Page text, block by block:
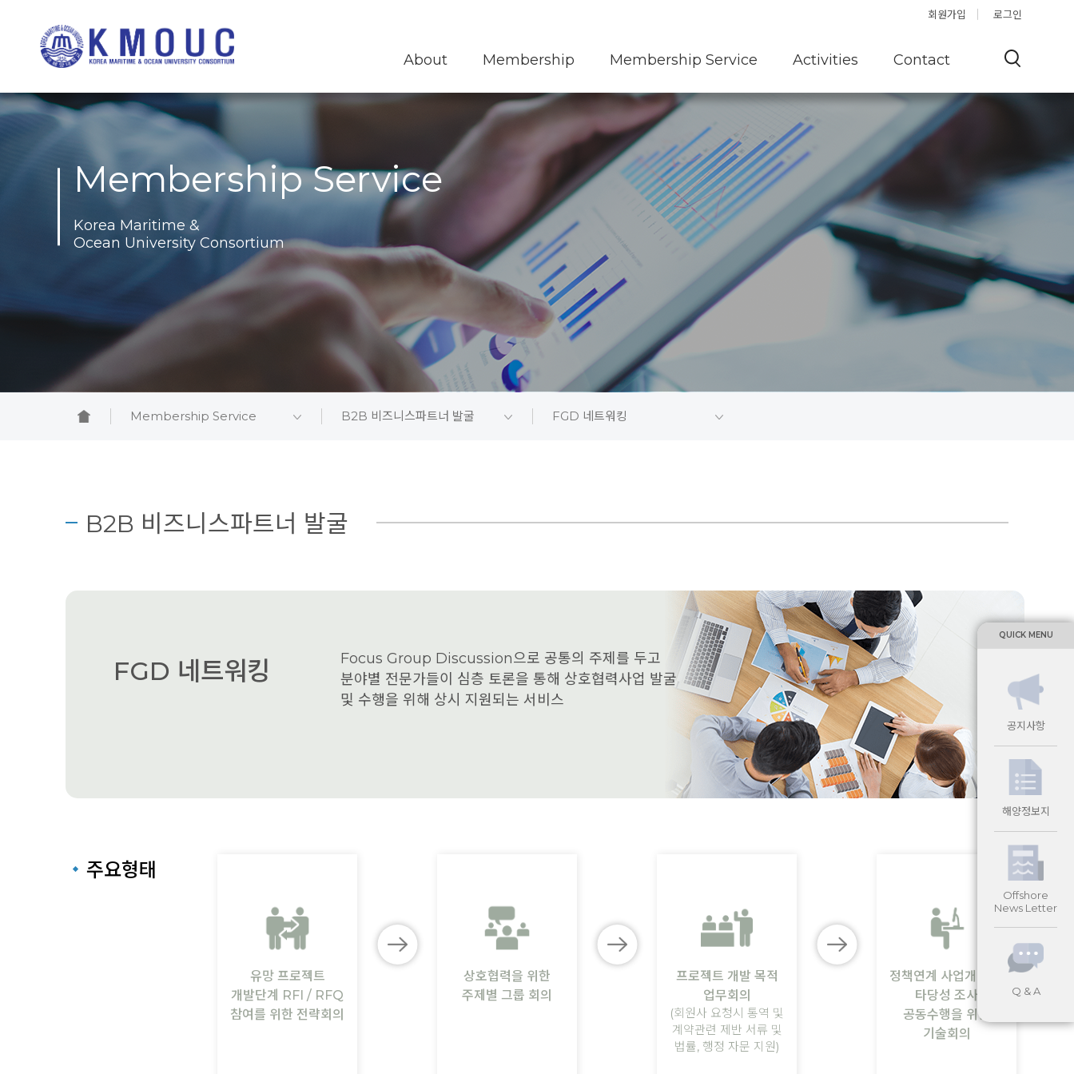
회원가입 로그인
About
오시는길 Membership Membership Service Activities Contact
Q&A
Membership Service
Korea Maritime &
Ocean University Consortium
Membership Service B2B 비즈니스파트너 발굴 FGD 네트워킹
B2B 비즈니스파트너 발굴
FGD 네트워킹
Focus Group Discussion으로 공통의 주제를 두고
분야별 전문가들이 심층 토론을 통해 상호협력사업 발굴
및 수행을 위해 상시 지원되는 서비스
주요형태
유망 프로젝트
개발단계 RFI / RFQ
참여를 위한 전략회의
상호협력을 위한
주제별 그룹 회의
프로젝트 개발 목적
업무회의
(회원사 요청시 통역 및
계약관련 제반 서류 및
법률, 행정 자문 지원)
정책연계 사업개발 및
타당성 조사
공동수행을 위한
기술회의
QUICK MENU
공지사항
해양정보지
Offshore
News Letter
Q & A
통합검색